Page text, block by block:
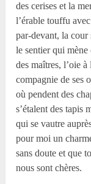
des cerises et la
l’érable touffu
par-devant, la cour
le sentier qui
des maîtres, l’oie
compagnie de ses
où pendent des
s’étalent des tapis
qui se vautre
pour moi un
sans doute et que
nous sont chères.